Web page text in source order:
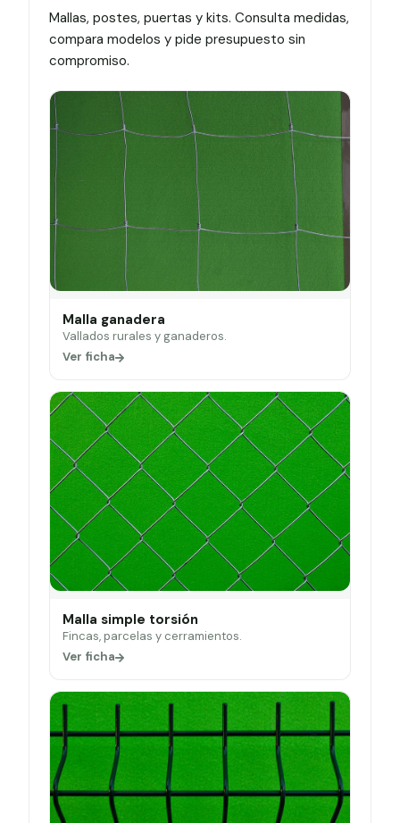
Mallas, postes, puertas y kits. Consulta medidas,
compara modelos y pide presupuesto sin
compromiso.
Malla ganadera
Vallados rurales y ganaderos.
Ver ficha
Malla simple torsión
Fincas, parcelas y cerramientos.
Ver ficha